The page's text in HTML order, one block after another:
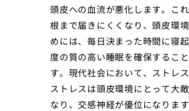
頭皮への血流が悪化します。こ
根まで届きにくくなり、頭皮環
めには、毎日決まった時間に寝
度の質の高い睡眠を確保するこ
す。現代社会において、ストレ
ストレスは頭皮環境にとって大
なり、交感神経が優位になりま